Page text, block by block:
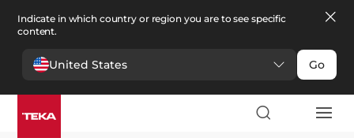
Indicate in which country or region you are to see specific
content.
United States Go